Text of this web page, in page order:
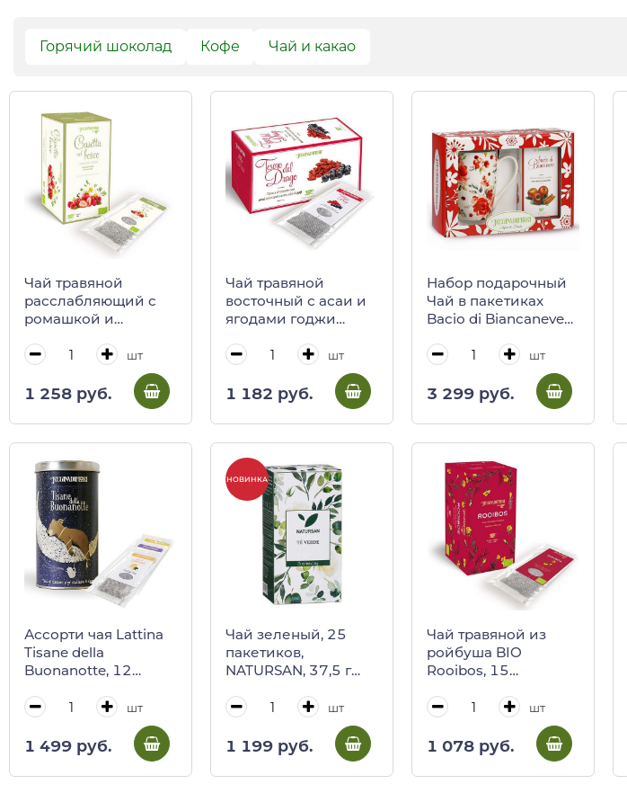
Горячий шоколад Кофе Чай и какао
Чай травяной
расслабляющий с
ромашкой и
BIO Casetta nel
Bosco, 15 пакетиков,
REGINADIFIORI, 45 г
(карт/кор)
шт
1 258 руб.
Чай травяной
восточный с асаи и
ягодами годжи
пакетиков,
REGINADIFIORI, 45 г
(карт/кор)
шт
1 182 руб.
Набор подарочный
Чай в пакетиках
Bacio di Biancaneve
фарфоровая 500 мл
(подарочная карт/
шт
3 299 руб.
Ассорти чая Lattina
Tisane della
Buonanotte, 12
REGINADIFIORI, 36 г
шт
1 499 руб.
НОВИНКА
Чай зеленый, 25
пакетиков,
NATURSAN, 37,5 г
шт
1 199 руб.
Чай травяной из
ройбуша BIO
Rooibos, 15
REGINADIFIORI, 45 г
шт
1 078 руб.